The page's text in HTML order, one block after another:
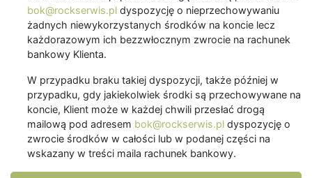
bok@rockserwis.pl dyspozycję o nieprzechowywaniu
żadnych niewykorzystanych środków na koncie lecz
każdorazowym ich bezzwłocznym zwrocie na rachunek
bankowy Klienta.
W przypadku braku takiej dyspozycji, także później w
przypadku, gdy jakiekolwiek środki są przechowywane na
koncie, Klient może w każdej chwili przesłać drogą
mailową pod adresem bok@rockserwis.pl dyspozycję o
zwrocie środków w całości lub w podanej części na
wskazany w treści maila rachunek bankowy.